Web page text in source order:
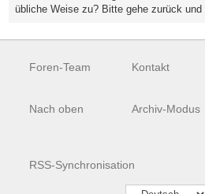
übliche Weise zu? Bitte gehe zurück und
Foren-Team Kontakt
Nach oben Archiv-Modus
RSS-Synchronisation